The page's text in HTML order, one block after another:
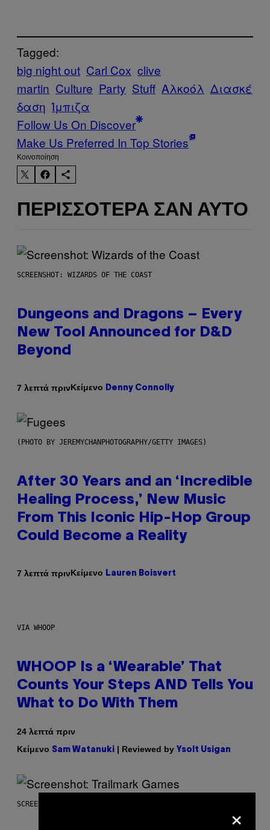
Tagged:
big night out Carl Cox clive
martin Culture Party Stuff Αλκοόλ Διασκέ
δαση Ίμπιζα
Follow Us On Discover
Make Us Preferred In Top Stories
Kοινοποίηση
ΠΕΡΙΣΣΌΤΕΡΑ ΣΑΝ ΑΥΤΌ
SCREENSHOT: WIZARDS OF THE COAST
Dungeons and Dragons – Every
New Tool Announced for D&D
Beyond
7 λεπτά πρινΚείμενο Denny Connolly
(PHOTO BY JEREMYCHANPHOTOGRAPHY/GETTY IMAGES)
After 30 Years and an ‘Incredible
Healing Process,’ New Music
From This Iconic Hip-Hop Group
Could Become a Reality
7 λεπτά πρινΚείμενο Lauren Boisvert
VIA WHOOP
WHOOP Is a ‘Wearable’ That
Counts Your Steps AND Tells You
What to Do With Them
24 λεπτά πριν
Κείμενο Sam Watanuki | Reviewed by Ysolt Usigan
SCREENSHOT: TRAILMARK GAMES ×